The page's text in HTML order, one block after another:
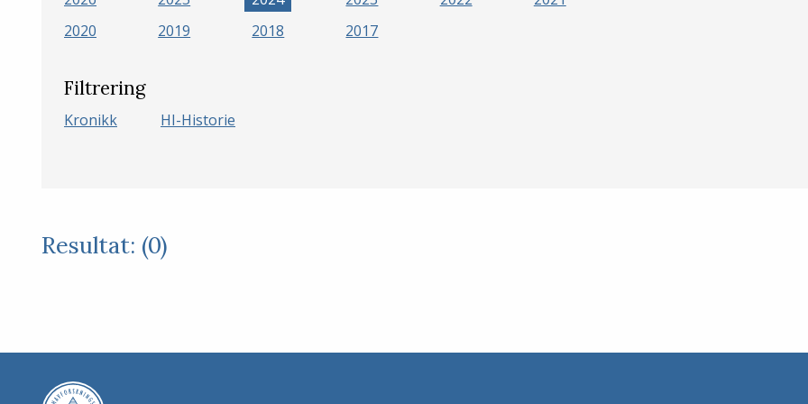
2020
2019 2018 2017
Filtrering
Kronikk HI-Historie
Resultat: (0)